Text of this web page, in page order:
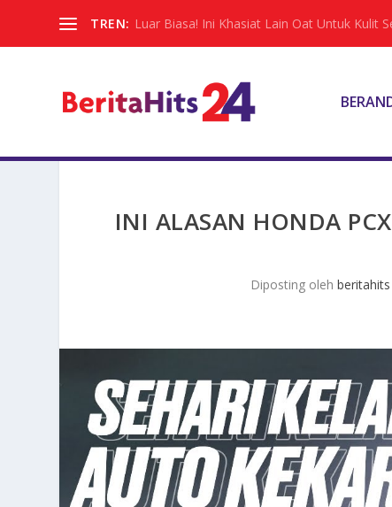
TREN: Luar Biasa! Ini Khasiat Lain Oat Untuk Kulit
INI ALASAN HONDA
Diposting oleh beritahits